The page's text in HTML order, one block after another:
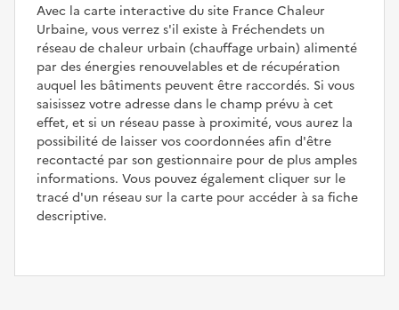
Avec la carte interactive du site France Chaleur
Urbaine, vous verrez s'il existe à Fréchendets un
réseau de chaleur urbain (chauffage urbain) alimenté
par des énergies renouvelables et de récupération
auquel les bâtiments peuvent être raccordés. Si vous
saisissez votre adresse dans le champ prévu à cet
effet, et si un réseau passe à proximité, vous aurez la
possibilité de laisser vos coordonnées afin d'être
recontacté par son gestionnaire pour de plus amples
informations. Vous pouvez également cliquer sur le
tracé d'un réseau sur la carte pour accéder à sa fiche
descriptive.